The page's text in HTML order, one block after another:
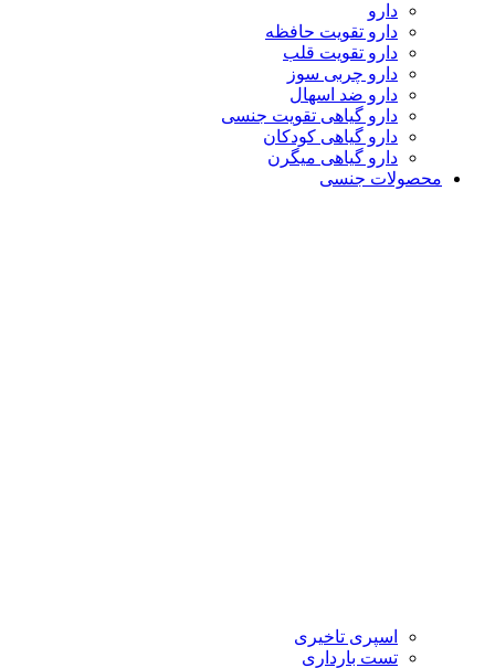
دارو
دارو تقویت حافظه
دارو تقویت قلب
دارو چربی سوز
دارو ضد اسهال
دارو گیاهی تقویت جنسی
دارو گیاهی کودکان
دارو گیاهی میگرن
محصولات جنسی
اسپری تاخیری
تست بارداری